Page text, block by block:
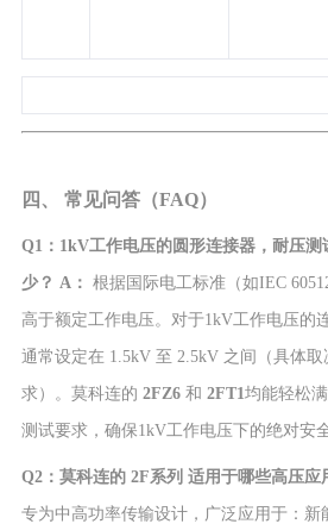
四、 常见问答（FAQ）
Q1：1kV工作电压的圆形连接器，耐压测
少？ A： 根据国际电工标准（如IEC
高于额定工作电压。对于1kV工作电压的
通常设定在 1.5kV 至 2.5kV 之间（具体
求）。莫科连的 2FZ6 和 2FT1 均能轻松
测试要求，确保1kV工作电压下的绝对安全
Q2：莫科连的 2F 系列 适用于哪些高压应
专为中高功率传输设计，广泛应用于：新